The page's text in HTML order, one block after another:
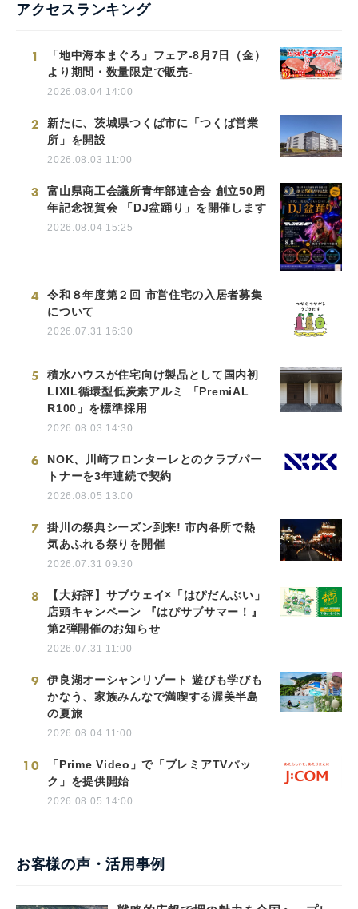
アクセスランキング
1
「地中海本まぐろ」フェア-8月7日（金）
より期間・数量限定で販売-
2026.08.04 14:00
2
新たに、茨城県つくば市に「つくば営業
所」を開設
2026.08.03 11:00
3
富山県商工会議所青年部連合会 創立50周
年記念祝賀会 「DJ盆踊り」を開催します
2026.08.04 15:25
4
令和８年度第２回 市営住宅の入居者募集
について
2026.07.31 16:30
5
積水ハウスが住宅向け製品として国内初
LIXIL循環型低炭素アルミ 「PremiAL
R100」を標準採用
2026.08.03 14:30
6
NOK、川崎フロンターレとのクラブパー
トナーを3年連続で契約
2026.08.05 13:00
7
掛川の祭典シーズン到来! 市内各所で熱
気あふれる祭りを開催
2026.07.31 09:30
8
【大好評】サブウェイ×「はぴだんぶい」
店頭キャンペーン 『はぴサブサマー！』
第2弾開催のお知らせ
2026.07.31 11:00
9
伊良湖オーシャンリゾート 遊びも学びも
かなう、家族みんなで満喫する渥美半島
の夏旅
2026.08.04 11:00
10
「Prime Video」で「プレミアTVパッ
ク」を提供開始
2026.08.05 14:00
お客様の声・活用事例